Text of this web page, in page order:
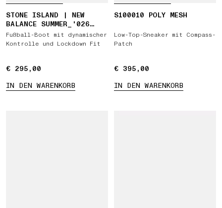
STONE ISLAND | NEW
BALANCE SUMMER_'026
CAPSULE TEKELA ELITE
LOW FG V5
Fußball-Boot mit dynamischer
Kontrolle und Lockdown Fit
€ 295,00
€ 295,00
IN DEN WARENKORB
S100010 POLY MESH
Low-Top-Sneaker mit Compass-
Patch
€ 395,00
€ 395,00
IN DEN WARENKORB